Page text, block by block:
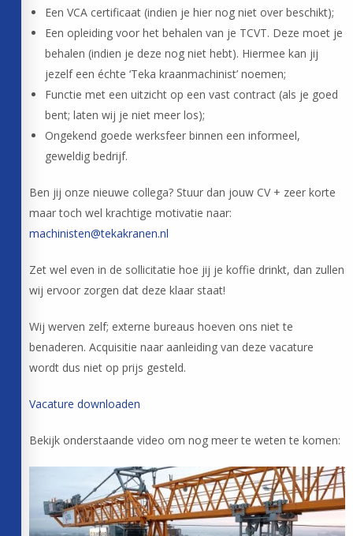
Een VCA certificaat (indien je hier nog niet over beschikt);
Een opleiding voor het behalen van je TCVT. Deze moet je
behalen (indien je deze nog niet hebt). Hiermee kan jij
jezelf een échte ‘Teka kraanmachinist’ noemen;
Functie met een uitzicht op een vast contract (als je goed
bent; laten wij je niet meer los);
Ongekend goede werksfeer binnen een informeel,
geweldig bedrijf.
Ben jij onze nieuwe collega? Stuur dan jouw CV + zeer korte
maar toch wel krachtige motivatie naar:
machinisten@tekakranen.nl
Zet wel even in de sollicitatie hoe jij je koffie drinkt, dan zullen
wij ervoor zorgen dat deze klaar staat!
Wij werven zelf; externe bureaus hoeven ons niet te
benaderen. Acquisitie naar aanleiding van deze vacature
wordt dus niet op prijs gesteld.
Vacature downloaden
Bekijk onderstaande video om nog meer te weten te komen: